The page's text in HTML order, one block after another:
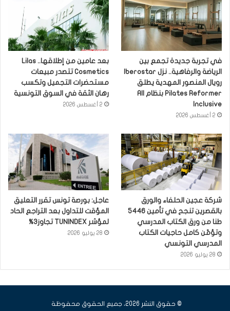
في تجربة جديدة تجمع بين
رويال المنصور المهدية يطلق
Pilates Reformer بنظام All
Inclusive
2 أغسطس 2026
بعد عامين من إطلاقها.. Lilas
Cosmetics تتصدر مبيعات
مستحضرات التجميل وتكسب
رهان الثقة في السوق التونسية
2 أغسطس 2026
شركة عجين الحلفاء والورق
بالقصرين تنجح في تأمين 5446
طنا من ورق الكتاب المدرسي
وتؤمّن كامل حاجيات الكتاب
المدرسي التونسي
28 يوليو 2026
عاجل: بورصة تونس تقرر التعليق
المؤقت للتداول بعد التراجع الحاد
لمؤشر TUNINDEX تجاوز3%
28 يوليو 2026
© حقوق النشر 2026، جميع الحقوق محفوظة